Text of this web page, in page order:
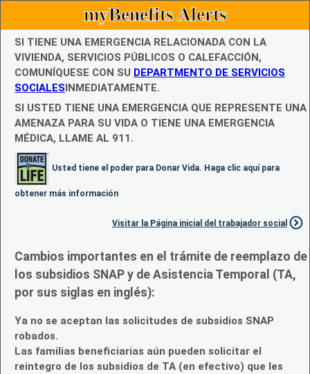
myBenefits Alerts
SI TIENE UNA EMERGENCIA RELACIONADA CON LA
VIVIENDA, SERVICIOS PÚBLICOS O CALEFACCIÓN,
COMUNÍQUESE CON SU DEPARTMENTO DE SERVICIOS
SOCIALESINMEDIATAMENTE.
SI USTED TIENE UNA EMERGENCIA QUE REPRESENTE UNA
AMENAZA PARA SU VIDA O TIENE UNA EMERGENCIA
MÉDICA, LLAME AL 911.
Usted tiene el poder para Donar Vida. Haga clic aquí para
obtener más información
Visitar la Página inicial del trabajador social
Cambios importantes en el trámite de reemplazo de
los subsidios SNAP y de Asistencia Temporal (TA,
por sus siglas en inglés):
Ya no se aceptan las solicitudes de subsidios SNAP
robados.
Las familias beneficiarias aún pueden solicitar el
reintegro de los subsidios de TA (en efectivo) que les